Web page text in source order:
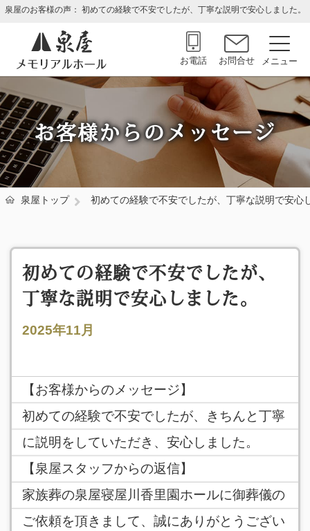
泉屋のお客様の声： 初めての経験で不安でしたが、丁寧な説明で安心しました。
お電話 お問合せ
お客様からのメッセージ
泉屋トップ 初めての経験で不安でしたが、丁寧な説明で安心
初めての経験で不安でしたが、
丁寧な説明で安心しました。
2025年11月
【お客様からのメッセージ】
初めての経験で不安でしたが、きちんと丁寧
に説明をしていただき、安心しました。
【泉屋スタッフからの返信】
家族葬の泉屋寝屋川香里園ホールに御葬儀の
ご依頼を頂きまして、誠にありがとうござい